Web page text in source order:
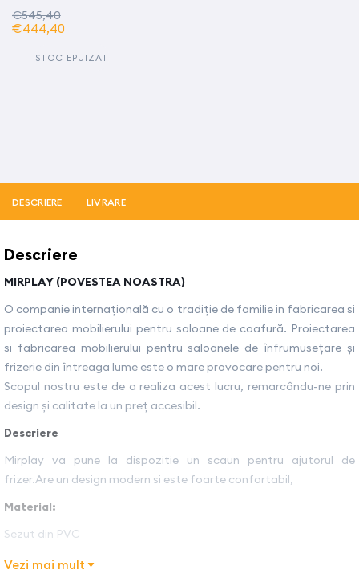
€545,40
€444,40
STOC EPUIZAT
DESCRIERE LIVRARE
Descriere
MIRPLAY (POVESTEA NOASTRA)
O companie internațională cu o tradiție de familie in fabricarea si
proiectarea mobilierului pentru saloane de coafură. Proiectarea
si fabricarea mobilierului pentru saloanele de înfrumusețare și
frizerie din întreaga lume este o mare provocare pentru noi.
Scopul nostru este de a realiza acest lucru, remarcându-ne prin
design și calitate la un preț accesibil.
Descriere
Mirplay va pune la dispozitie un scaun pentru ajutorul de
frizer.Are un design modern si este foarte confortabil,
Material:
Sezut din PVC
Cadru nichelat cu roti
Vezi mai mult